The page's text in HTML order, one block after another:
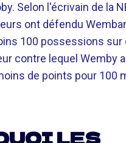
Selon l'écrivain de la
ont défendu
100 possessions sur
contre lequel Wemby a
de points pour 100
LES